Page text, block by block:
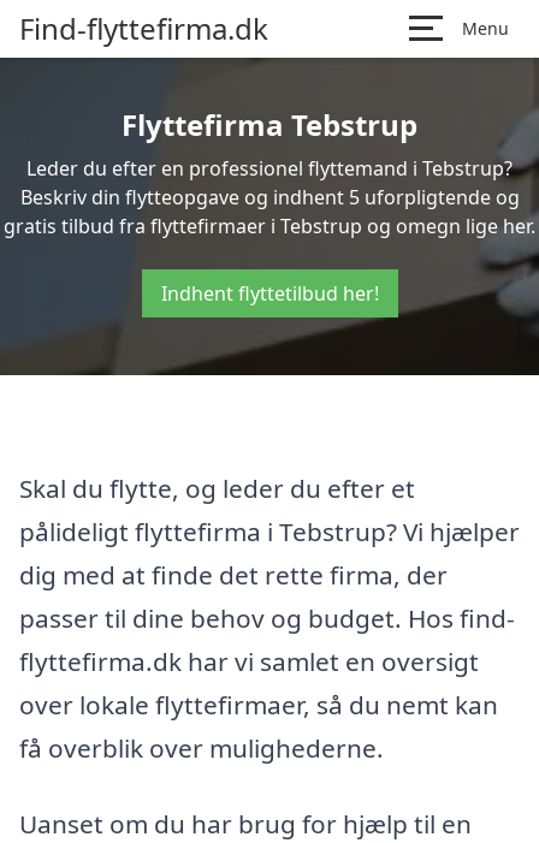
Find-flyttefirma.dk Menu
Flyttefirma Tebstrup
Leder du efter en professionel flyttemand i Tebstrup?
Beskriv din flytteopgave og indhent 5 uforpligtende og
gratis tilbud fra flyttefirmaer i Tebstrup og omegn lige her.
Indhent flyttetilbud her!
Skal du flytte, og leder du efter et
pålideligt flyttefirma i Tebstrup? Vi hjælper
dig med at finde det rette firma, der
passer til dine behov og budget. Hos find-
flyttefirma.dk har vi samlet en oversigt
over lokale flyttefirmaer, så du nemt kan
få overblik over mulighederne.
Uanset om du har brug for hjælp til en